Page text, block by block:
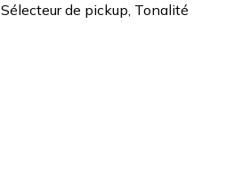
Sélecteur de pickup, Tonalité